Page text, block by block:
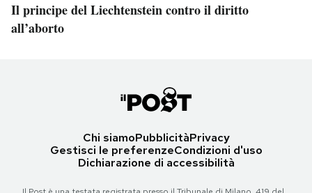
Il principe del Liechtenstein contro il diritto
all’aborto
Chi siamoPubblicitàPrivacy
Gestisci le preferenzeCondizioni d'uso
Dichiarazione di accessibilità